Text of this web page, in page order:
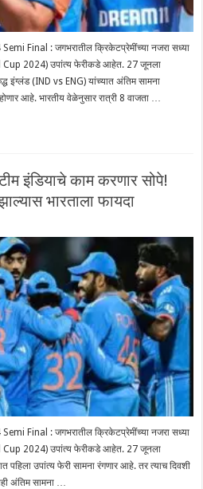
Final : जगभरातील क्रिकेटप्रेमींच्या नजरा सध्या
2024) उपांत्य फेरीकडे आहेत. 27 जूनला
इंग्लंड (IND vs ENG) यांच्यात अंतिम सामना
आहे. भारतीय वेळेनुसार रात्री 8 वाजता …
इंडियाचे काम करणार सोपे!
भारताला फायदा
Final : जगभरातील क्रिकेटप्रेमींच्या नजरा सध्या
2024) उपांत्य फेरीकडे आहेत. 27 जूनला
पहिला उपांत्य फेरी सामना रंगणार आहे. तर त्याच दिवशी
अंतिम सामना …